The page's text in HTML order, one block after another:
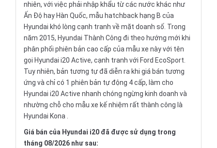
nhiên, với việc phải nhập khẩu từ các nước khác như
Ấn Độ hay Hàn Quốc, mẫu hatchback hạng B của
Hyundai khó lòng cạnh tranh về mặt doanh số. Trong
năm 2015, Hyundai Thành Công đi theo hướng mới khi
phân phối phiên bản cao cấp của mẫu xe này với tên
gọi Hyundai i20 Active, cạnh tranh với Ford EcoSport.
Tuy nhiên, bản tương tự đã diễn ra khi giá bán tương
ứng và chỉ có 1 phiên bản tự động 4 cấp, làm cho
Hyundai i20 Active nhanh chóng ngừng kinh doanh và
nhường chỗ cho mẫu xe kế nhiệm rất thành công là
Hyundai Kona .
Giá bán của Hyundai i20 đã được sử dụng trong
tháng 08/2026 như sau: